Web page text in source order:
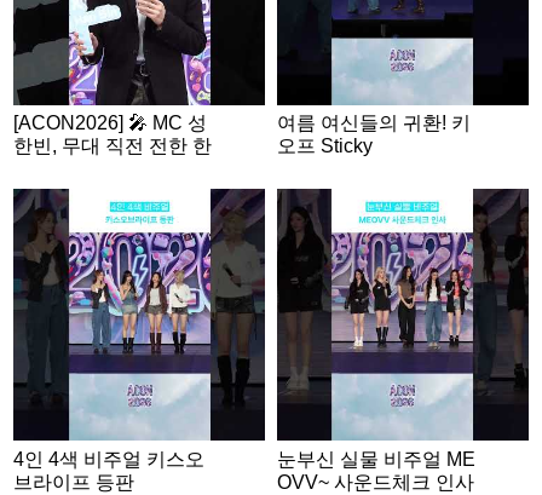
[ACON2026] 🎤 MC 성
한빈, 무대 직전 전한 한
여름 여신들의 귀환! 키
오프 Sticky
4인 4색 비주얼 키스오
브라이프 등판
눈부신 실물 비주얼 ME
OVV~ 사운드체크 인사